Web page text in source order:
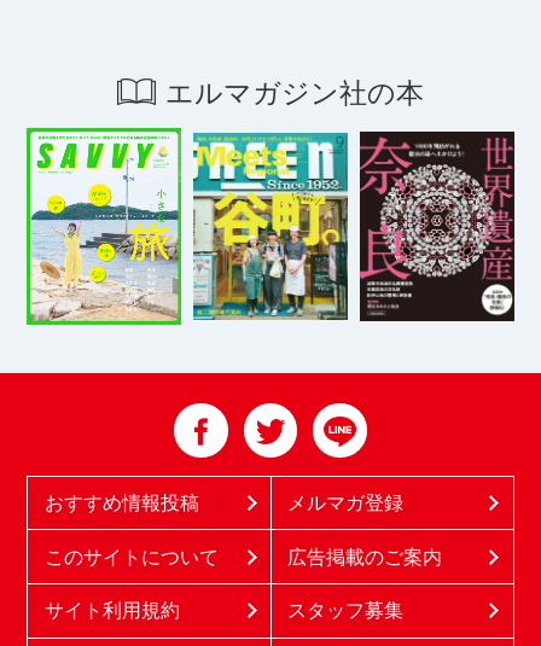
エルマガジン社の本
おすすめ情報投稿 メルマガ登録
このサイトについて 広告掲載のご案内
サイト利用規約 スタッフ募集